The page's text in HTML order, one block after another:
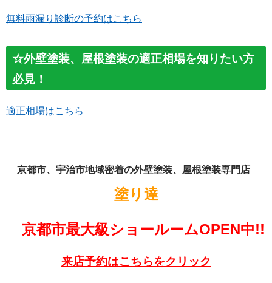
無料雨漏り診断の予約はこちら
☆外壁塗装、屋根塗装の適正相場を知りたい方
必見！
適正相場はこちら
京都市、宇治市地域密着の外壁塗装、屋根塗装専門店
塗り達
京都市最大級ショールームOPEN中!!
来店予約はこちらをクリック